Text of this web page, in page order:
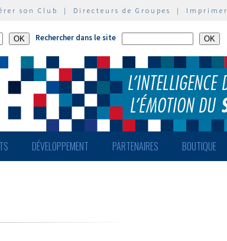
son Club | Directeurs de Groupes | Imprimer
Rechercher dans le site
DÉVELOPPEMENT PARTENAIRES BOUTIQUE